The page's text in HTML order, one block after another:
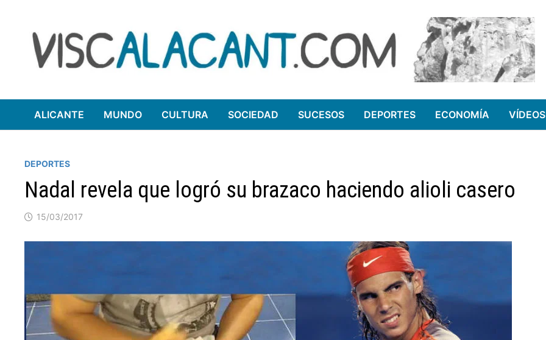
contenido
ALICANTE MUNDO CULTURA SOCIEDAD SUCESOS DEPORTES ECONOMÍA VÍDEOS
DEPORTES
Nadal revela que logró su brazaco haciendo alioli casero
15/03/2017